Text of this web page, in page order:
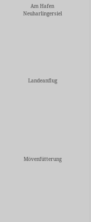
Am Hafen
Neuharlingersiel
Landeanflug
Mövenfütterung